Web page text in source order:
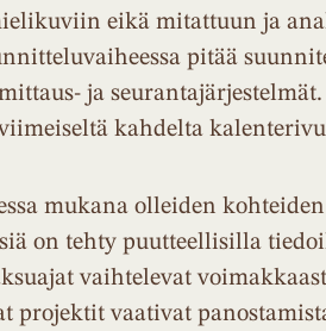
eikä mitattuun ja
pitää
ja
kahdelta
mukana olleiden
on tehty puutteellisilla
vaihtelevat
projektit vaativat